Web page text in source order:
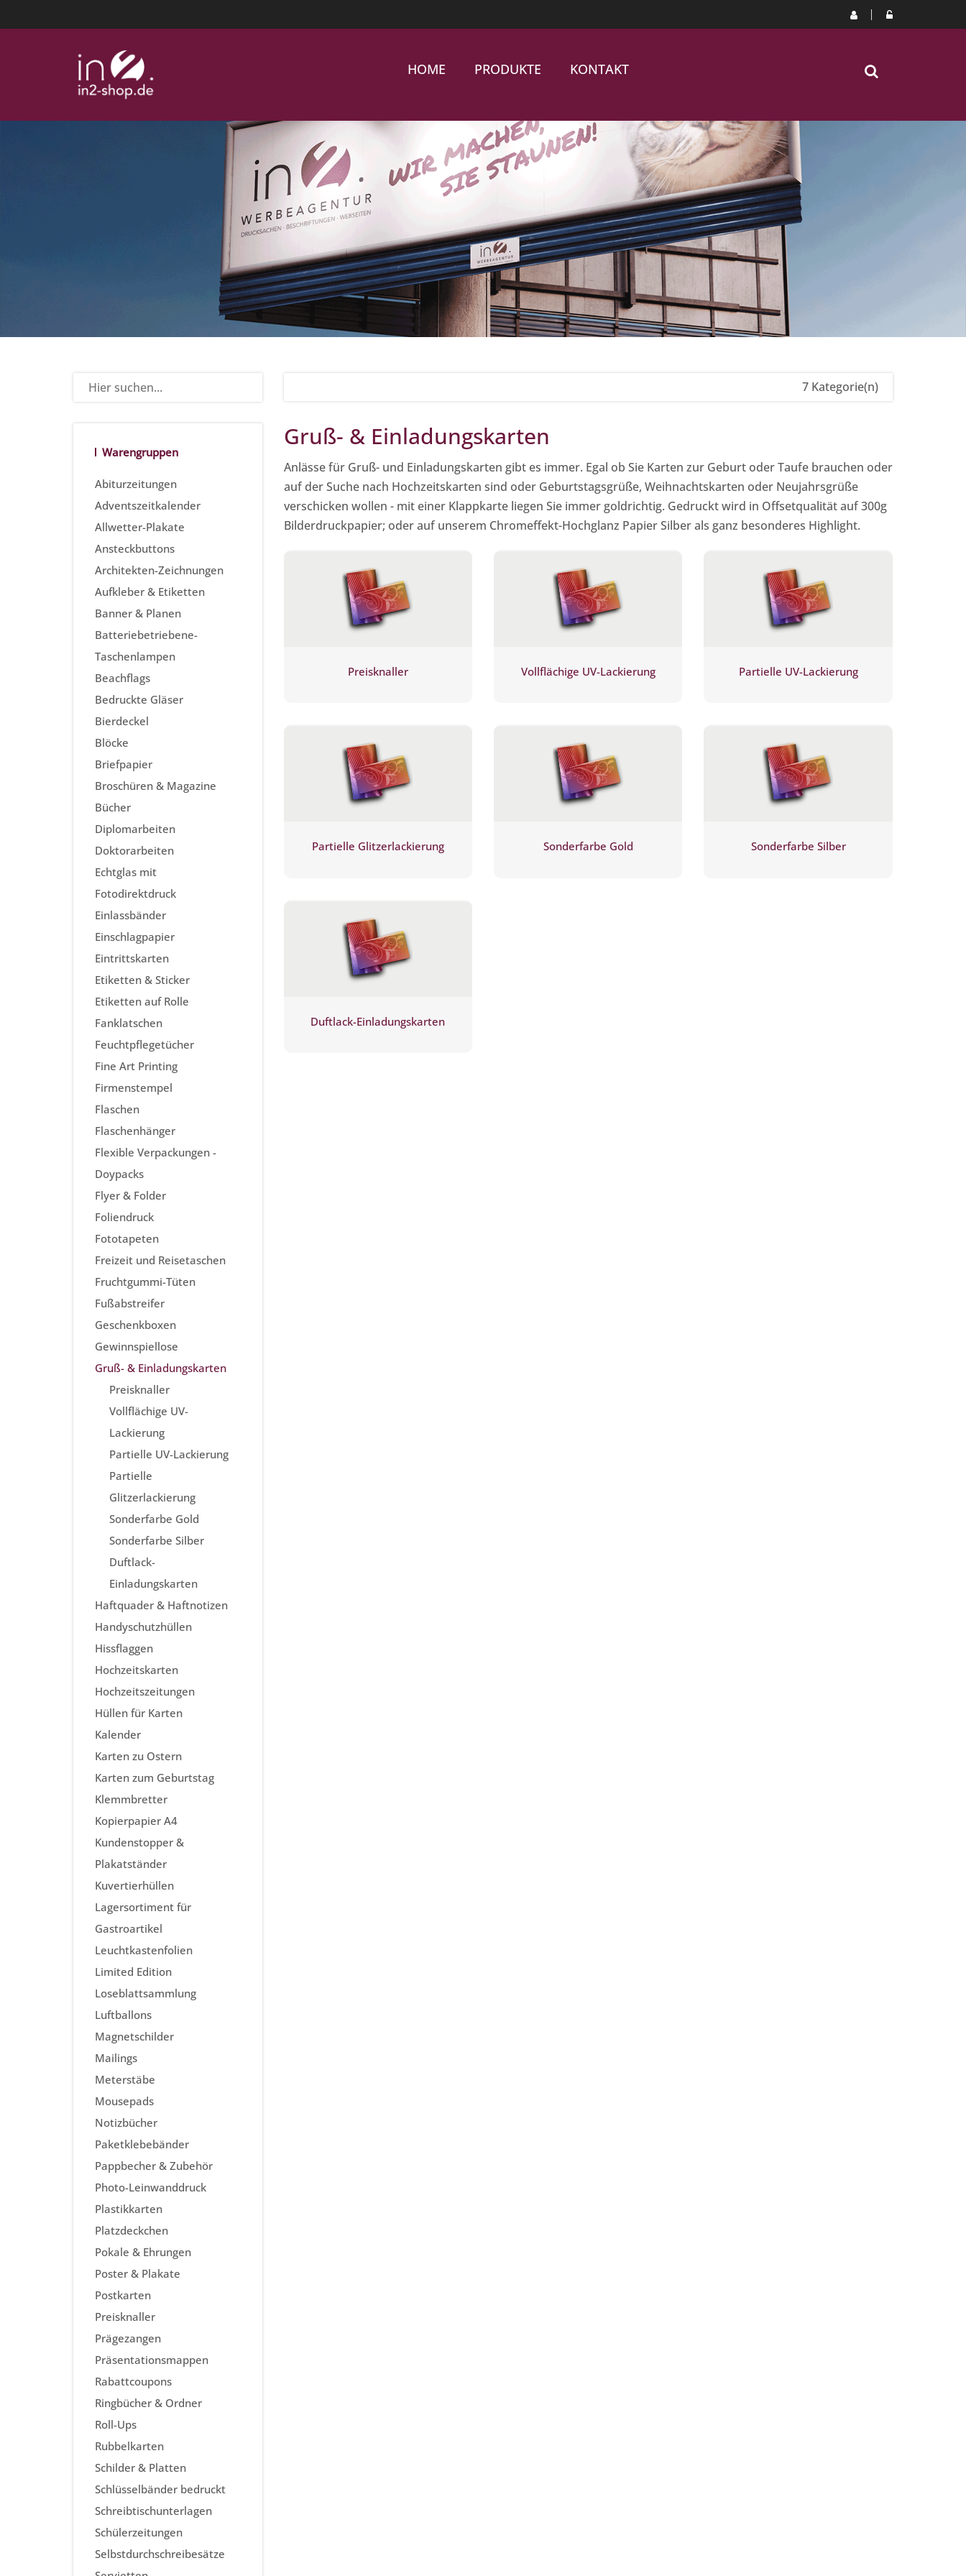
HOME PRODUKTE KONTAKT
Warengruppen
Abiturzeitungen
Adventszeitkalender
Allwetter-Plakate
Ansteckbuttons
Architekten-Zeichnungen
Aufkleber & Etiketten
Banner & Planen
Batteriebetriebene-
Taschenlampen
Beachflags
Bedruckte Gläser
Bierdeckel
Blöcke
Briefpapier
Broschüren & Magazine
Bücher
Diplomarbeiten
Doktorarbeiten
Echtglas mit
Fotodirektdruck
Einlassbänder
Einschlagpapier
Eintrittskarten
Etiketten & Sticker
Etiketten auf Rolle
Fanklatschen
Feuchtpflegetücher
Fine Art Printing
Firmenstempel
Flaschen
Flaschenhänger
Flexible Verpackungen -
Doypacks
Flyer & Folder
Foliendruck
Fototapeten
Freizeit und Reisetaschen
Fruchtgummi-Tüten
Fußabstreifer
Geschenkboxen
Gewinnspiellose
Gruß- & Einladungskarten
Preisknaller
Vollflächige UV-
Lackierung
Partielle UV-Lackierung
Partielle
Glitzerlackierung
Sonderfarbe Gold
Sonderfarbe Silber
Duftlack-
Einladungskarten
Haftquader & Haftnotizen
Handyschutzhüllen
Hissflaggen
Hochzeitskarten
Hochzeitszeitungen
Hüllen für Karten
Kalender
Karten zu Ostern
Karten zum Geburtstag
Klemmbretter
Kopierpapier A4
Kundenstopper &
Plakatständer
Kuvertierhüllen
Lagersortiment für
Gastroartikel
Leuchtkastenfolien
Limited Edition
Loseblattsammlung
Luftballons
Magnetschilder
Mailings
Meterstäbe
Mousepads
Notizbücher
Paketklebebänder
Pappbecher & Zubehör
Photo-Leinwanddruck
Plastikkarten
Platzdeckchen
Pokale & Ehrungen
Poster & Plakate
Postkarten
Preisknaller
Prägezangen
Präsentationsmappen
Rabattcoupons
Ringbücher & Ordner
Roll-Ups
Rubbelkarten
Schilder & Platten
Schlüsselbänder bedruckt
Schreibtischunterlagen
Schülerzeitungen
Selbstdurchschreibesätze
7 Kategorie(n)
Gruß- & Einladungskarten
Anlässe für Gruß- und Einladungskarten gibt es immer. Egal ob Sie Karten zur Geburt oder Taufe brauchen oder
auf der Suche nach Hochzeitskarten sind oder Geburtstagsgrüße, Weihnachtskarten oder Neujahrsgrüße
verschicken wollen - mit einer Klappkarte liegen Sie immer goldrichtig. Gedruckt wird in Offsetqualität auf 300g
Bilderdruckpapier; oder auf unserem Chromeffekt-Hochglanz Papier Silber als ganz besonderes Highlight.
Preisknaller Vollflächige UV-Lackierung Partielle UV-Lackierung
Partielle Glitzerlackierung Sonderfarbe Gold Sonderfarbe Silber
Duftlack-Einladungskarten